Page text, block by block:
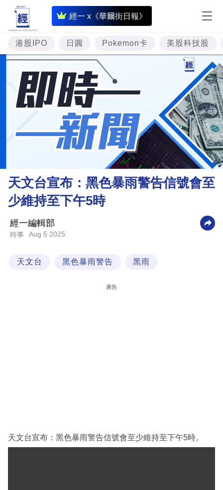
經一 x《華爾街日報》
即
時
財
經
專
題
投
資
樓
市
財
商
科
區
港股IPO 日圓 Pokemon卡 美股科技股
天文台宣布：黑色暴雨警告信號會至
少維持至下午5時
經一編輯部
時事 Aug 5 2025
天文台 黑色暴雨警告 黑雨
廣告
天文台宣布：黑色暴雨警告信號會至少維持至下午5時。